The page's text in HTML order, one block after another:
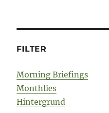
FILTER
Morning Briefings
Monthlies
Hintergrund